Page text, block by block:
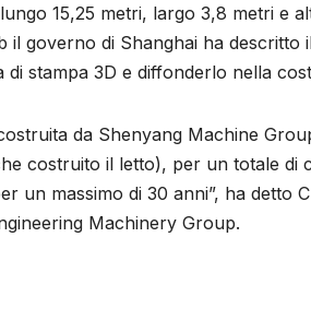
15,25 metri, largo 3,8 metri e
il governo di Shanghai ha
stampa 3D e diffonderlo nella
da Shenyang Machine
costruito il letto), per un totale di
un massimo di 30 anni”, ha detto
Machinery Group.